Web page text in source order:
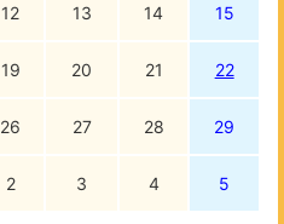
12 13 14 15
19 20 21 22
26 27 28 29
2 3 4 5